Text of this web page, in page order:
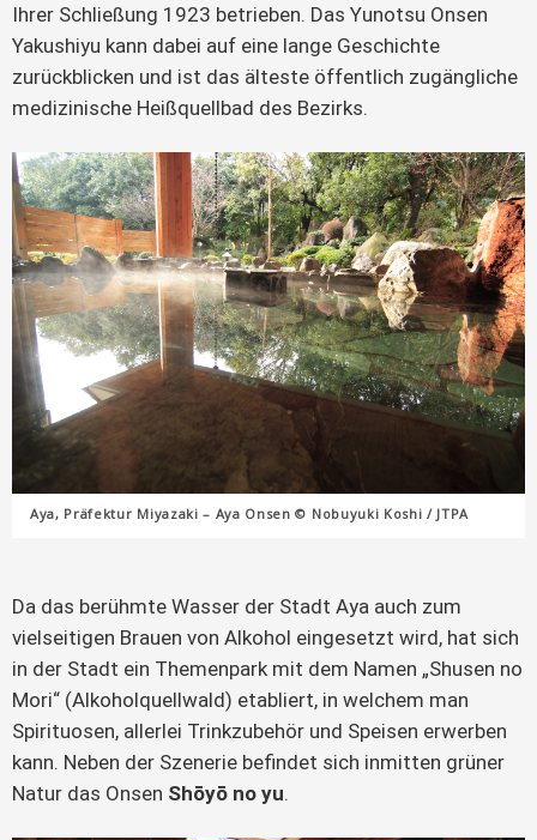
Ihrer Schließung 1923 betrieben. Das Yunotsu Onsen
Yakushiyu kann dabei auf eine lange Geschichte
zurückblicken und ist das älteste öffentlich zugängliche
medizinische Heißquellbad des Bezirks.
Aya, Präfektur Miyazaki – Aya Onsen © Nobuyuki Koshi / JTPA
Da das berühmte Wasser der Stadt Aya auch zum
vielseitigen Brauen von Alkohol eingesetzt wird, hat sich
in der Stadt ein Themenpark mit dem Namen „Shusen no
Mori“ (Alkoholquellwald) etabliert, in welchem man
Spirituosen, allerlei Trinkzubehör und Speisen erwerben
kann. Neben der Szenerie befindet sich inmitten grüner
Natur das Onsen Shōyō no yu.